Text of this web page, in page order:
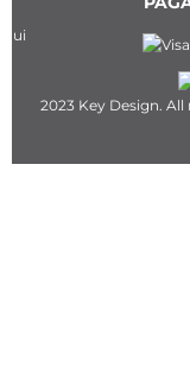
2023 Key Design. All